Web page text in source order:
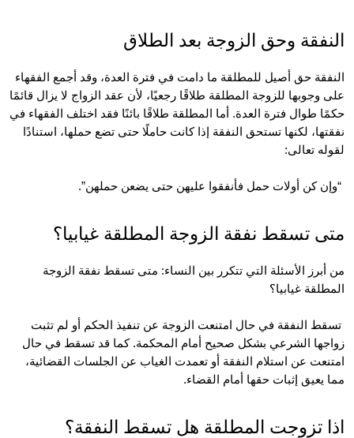
وحق الزوجة بعد الطلاق
النفقة حق أصيل للمطلقة ما دامت في فترة العدة، وقد أجمع الفقهاء
حكمًا طوال فترة العدة. أما المطلقة طلاقًا بائنًا فقد اختلف الفقهاء في
نفقتها، لكنها تستحق النفقة إذا كانت حاملًا حتى تضع حملها، استنادًا
تعالى:
تسقط نفقة الزوجة المطلقة غيابيا؟
من أبرز الأسئلة التي تتكرر بين النساء: متى تسقط نفقة الزوجة
غيابيا؟
زواجها الشرعي بشكل صحيح أمام المحكمة. كما قد تسقط في حال
امتنعت عن استلام النفقة أو تعمدت الغياب عن الجلسات القضائية،
إثبات حقها أمام القضاء.
تزوجت المطلقة هل تسقط النفقة؟